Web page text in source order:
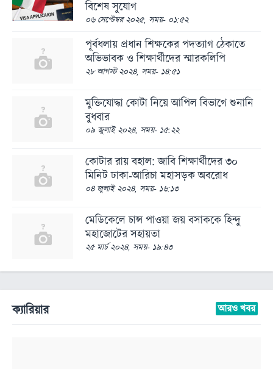
বিশেষ সুযোগ
০৬ সেপ্টেম্বর ২০২৫, সময়- ০১:৫২
পূর্বধলায় প্রধান শিক্ষকের পদত্যাগ ঠেকাতে
অভিভাবক ও শিক্ষার্থীদের স্মারকলিপি
২৮ আগস্ট ২০২৪, সময়- ১৪:৫১
মুক্তিযোদ্ধা কোটা নিয়ে আপিল বিভাগে শুনানি
বুধবার
০৯ জুলাই ২০২৪, সময়- ১৫:২২
কোটার রায় বহাল: জাবি শিক্ষার্থীদের ৩০
মিনিট ঢাকা-আরিচা মহাসড়ক অবরোধ
০৪ জুলাই ২০২৪, সময়- ১৬:১৩
মেডিকেলে চান্স পাওয়া জয় বসাককে হিন্দু
মহাজোটের সহায়তা
২৫ মার্চ ২০২৪, সময়- ১৯:৪৩
ক্যারিয়ার আরও খবর